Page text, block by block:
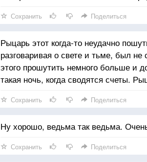
Сохранить Поделиться
Рыцарь этот когда-то неудачно
разговаривая о свете и тьме, был
этого прошутить немного больше и
такая ночь, когда сводятся счеты.
Сохранить Поделиться
Ну хорошо, ведьма так ведьма.
Сохранить Поделиться